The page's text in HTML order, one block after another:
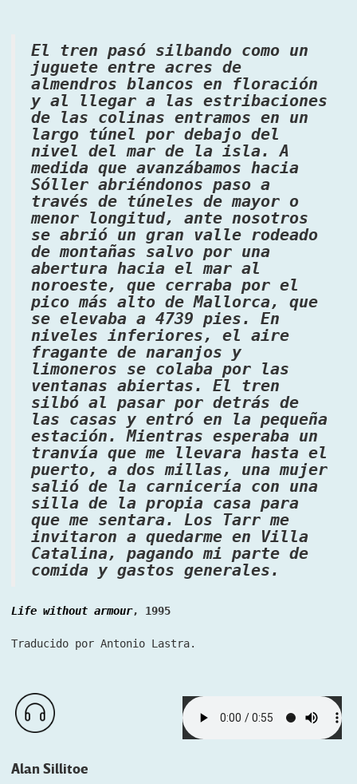
El tren pasó silbando como un
juguete entre acres de
almendros blancos en floración
y al llegar a las estribaciones
de las colinas entramos en un
largo túnel por debajo del
nivel del mar de la isla. A
medida que avanzábamos hacia
Sóller abriéndonos paso a
través de túneles de mayor o
menor longitud, ante nosotros
se abrió un gran valle rodeado
de montañas salvo por una
abertura hacia el mar al
noroeste, que cerraba por el
pico más alto de Mallorca, que
se elevaba a 4739 pies. En
niveles inferiores, el aire
fragante de naranjos y
limoneros se colaba por las
ventanas abiertas. El tren
silbó al pasar por detrás de
las casas y entró en la pequeña
estación. Mientras esperaba un
tranvía que me llevara hasta el
puerto, a dos millas, una mujer
salió de la carnicería con una
silla de la propia casa para
que me sentara. Los Tarr me
invitaron a quedarme en Villa
Catalina, pagando mi parte de
comida y gastos generales.
Life without armour, 1995
Traducido por Antonio Lastra.
Alan Sillitoe